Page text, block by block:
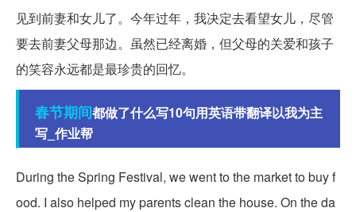
见到前妻和女儿了。今年过年，我决定去看望女儿，尽管
要去前妻父母那边。虽然已经离婚，但父母的关爱和孩子
的笑容永远都是最珍贵的回忆。
春节期间都做了什么写10句用英语带翻译以我为主
写_作业帮
During the Spring Festival, we went to the market to buy f
ood. I also helped my parents clean the house. On the da